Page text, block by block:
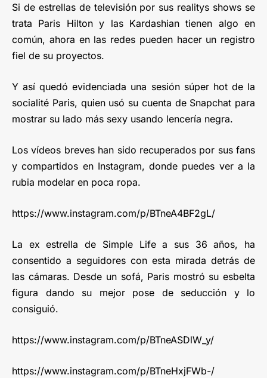
Si de estrellas de televisión por sus realitys shows se
trata Paris Hilton y las Kardashian tienen algo en
común, ahora en las redes pueden hacer un registro
fiel de su proyectos.
Y así quedó evidenciada una sesión súper hot de la
socialité Paris, quien usó su cuenta de Snapchat para
mostrar su lado más sexy usando lencería negra.
Los vídeos breves han sido recuperados por sus fans
y compartidos en Instagram, donde puedes ver a la
rubia modelar en poca ropa.
https://www.instagram.com/p/BTneA4BF2gL/
La ex estrella de Simple Life a sus 36 años, ha
consentido a seguidores con esta mirada detrás de
las cámaras. Desde un sofá, Paris mostró su esbelta
figura dando su mejor pose de seducción y lo
consiguió.
https://www.instagram.com/p/BTneASDlW_y/
https://www.instagram.com/p/BTneHxjFWb-/